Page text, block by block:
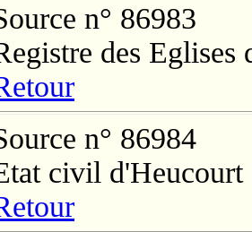
n° 86983
des Eglises
n° 86984
civil d'Heucourt